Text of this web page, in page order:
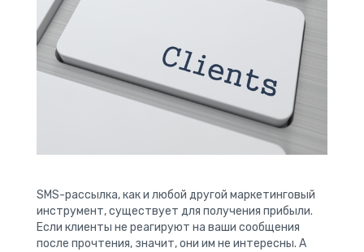
SMS-рассылка, как и любой другой маркетинговый
инструмент, существует для получения прибыли.
Если клиенты не реагируют на ваши сообщения
после прочтения, значит, они им не интересны. А